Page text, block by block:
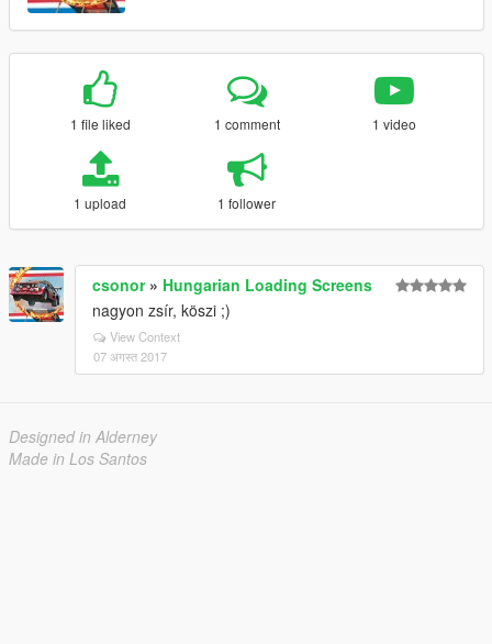
1 file liked 1 comment 1 video
1 upload 1 follower
csonor» Hungarian Loading Screens
nagyon zsír, köszi ;)
View Context
07 अगस्त 2017
Designed in Alderney
Made in Los Santos